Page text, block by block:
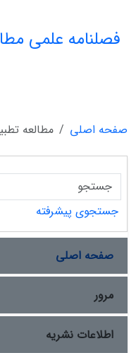
فصلنامه علمی
صفحه اصلی مطالعه
جستجوی پیشرفته
صفحه اصلی
مرور
اطلاعات نشریه